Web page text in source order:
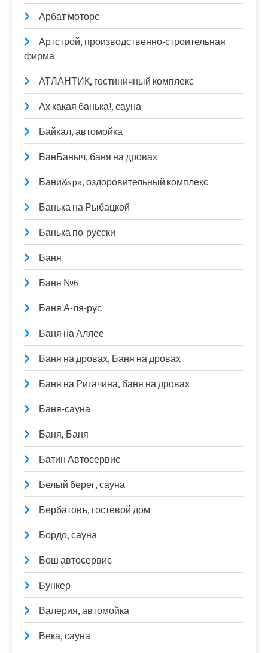
Арбат моторс
Артстрой, производственно-строительная
фирма
АТЛАНТИК, гостиничный комплекс
Ах какая банька!, сауна
Байкал, автомойка
БанБаныч, баня на дровах
Бани&spa, оздоровительный комплекс
Банька на Рыбацкой
Банька по-русски
Баня
Баня №6
Баня А-ля-рус
Баня на Аллее
Баня на дровах, Баня на дровах
Баня на Ригачина, баня на дровах
Баня-сауна
Баня, Баня
Батин Автосервис
Белый берег, сауна
Бербатовъ, гостевой дом
Бордо, сауна
Бош автосервис
Бункер
Валерия, автомойка
Века, сауна